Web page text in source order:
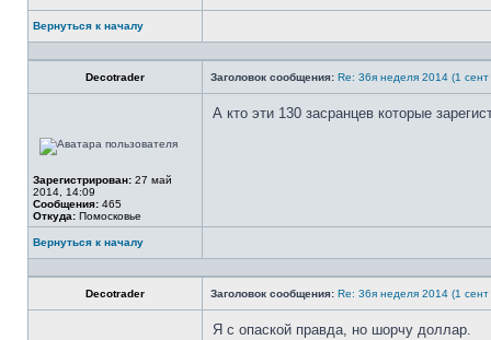
Вернуться к началу
Профиль
Decotrader Заголовок сообщения: Re: 36я неделя 2014 (1 сент
в
Зарегистрирован: 27 май
2014, 14:09
Сообщения: 465
Откуда: Помосковье
А кто эти 130 засранцев которые
Вернуться к началу
Профиль
Decotrader Заголовок сообщения: Re: 36я неделя 2014 (1 сент
Я с опаской правда, но шорчу доллар.